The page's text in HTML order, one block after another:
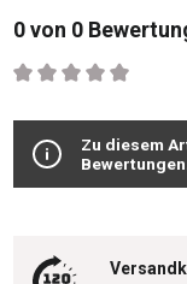
0 von 0
Durchschnittliche
Zu diesem